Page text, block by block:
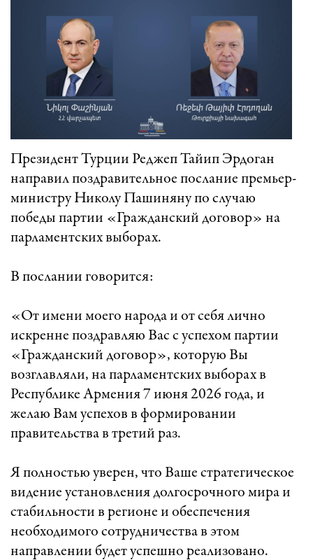
Президент Турции Реджеп Тайип Эрдоган
направил поздравительное послание премьер-
министру Николу Пашиняну по случаю
победы партии «Гражданский договор» на
парламентских выборах.
В послании говорится:
«От имени моего народа и от себя лично
искренне поздравляю Вас с успехом партии
«Гражданский договор», которую Вы
возглавляли, на парламентских выборах в
Республике Армения 7 июня 2026 года, и
желаю Вам успехов в формировании
правительства в третий раз.
Я полностью уверен, что Ваше стратегическое
видение установления долгосрочного мира и
стабильности в регионе и обеспечения
необходимого сотрудничества в этом
направлении будет успешно реализовано.